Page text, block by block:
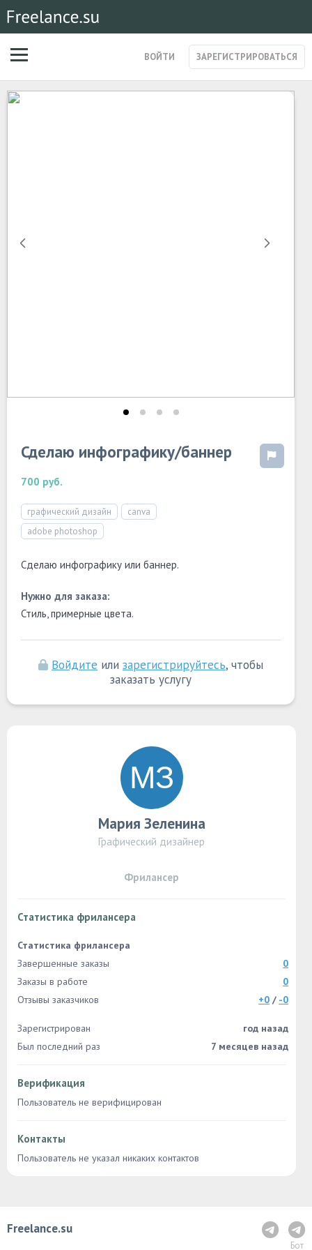
ВОЙТИ ЗАРЕГИСТРИРОВАТЬСЯ
ЗАКАЗЫ
Сделаю инфографику/баннер
700 руб.
графический дизайн
canva
adobe photoshop
Сделаю инфографику или баннер.
Нужно для заказа:
Стиль, примерные цвета.
Войдите или зарегистрируйтесь, чтобы
заказать услугу
Мария Зеленина
Графический дизайнер
Фрилансер
Статистика фрилансера
Статистика фрилансера
Завершенные заказы
0
Заказы в работе
0
Отзывы заказчиков
+0 / -0
Зарегистрирован
год назад
Был последний раз
7 месяцев назад
Верификация
Пользователь не верифицирован
Контакты
Пользователь не указал никаких контактов
Бот
Freelance.su